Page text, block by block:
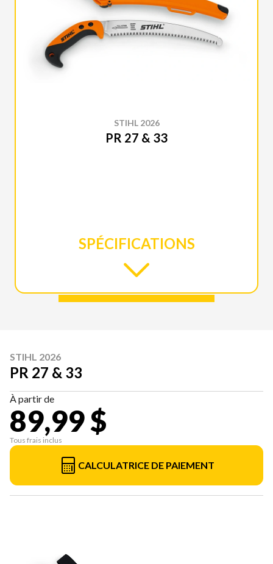
STIHL 2026
PR 27 & 33
SPÉCIFICATIONS
STIHL 2026
PR 27 & 33
À partir de
89,99 $
Tous frais inclus
CALCULATRICE DE PAIEMENT